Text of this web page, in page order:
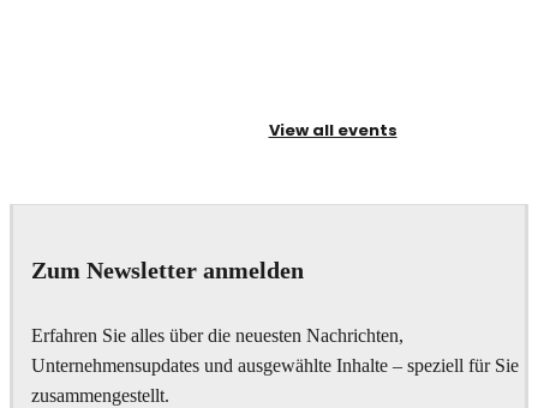
View all events
Zum Newsletter anmelden
Erfahren Sie alles über die neuesten Nachrichten,
Unternehmensupdates und ausgewählte Inhalte – speziell für Sie
zusammengestellt.